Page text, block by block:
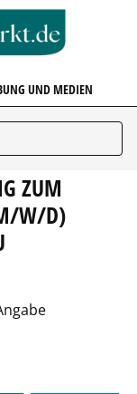
UND MEDIEN
ZUM
W/D)